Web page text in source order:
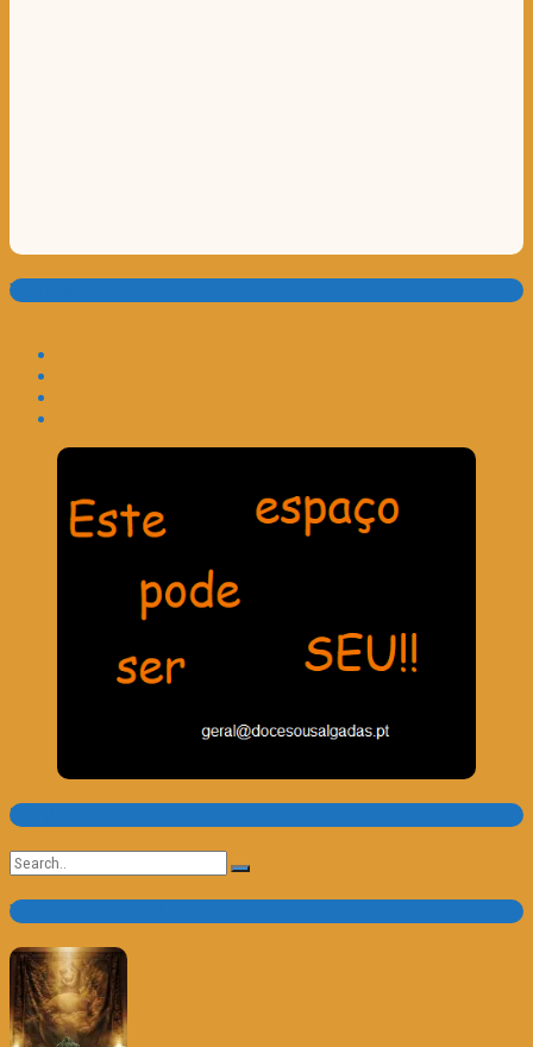
Translate:
Pesquisa
Search
for:
Trailer e Poster do Dia